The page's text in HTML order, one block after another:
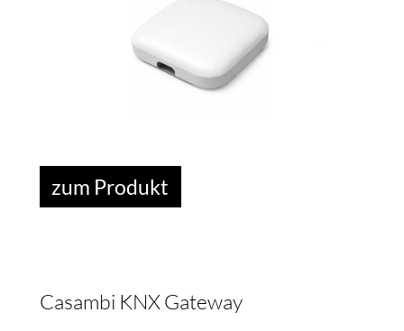
zum Produkt
Casambi KNX Gateway